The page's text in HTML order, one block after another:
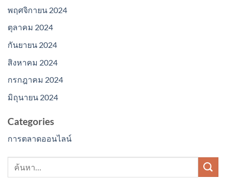
พฤศจิกายน 2024
ตุลาคม 2024
กันยายน 2024
สิงหาคม 2024
กรกฎาคม 2024
มิถุนายน 2024
Categories
การตลาดออนไลน์